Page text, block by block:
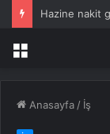
Hazine nakit
Menü
Anasayfa / İş